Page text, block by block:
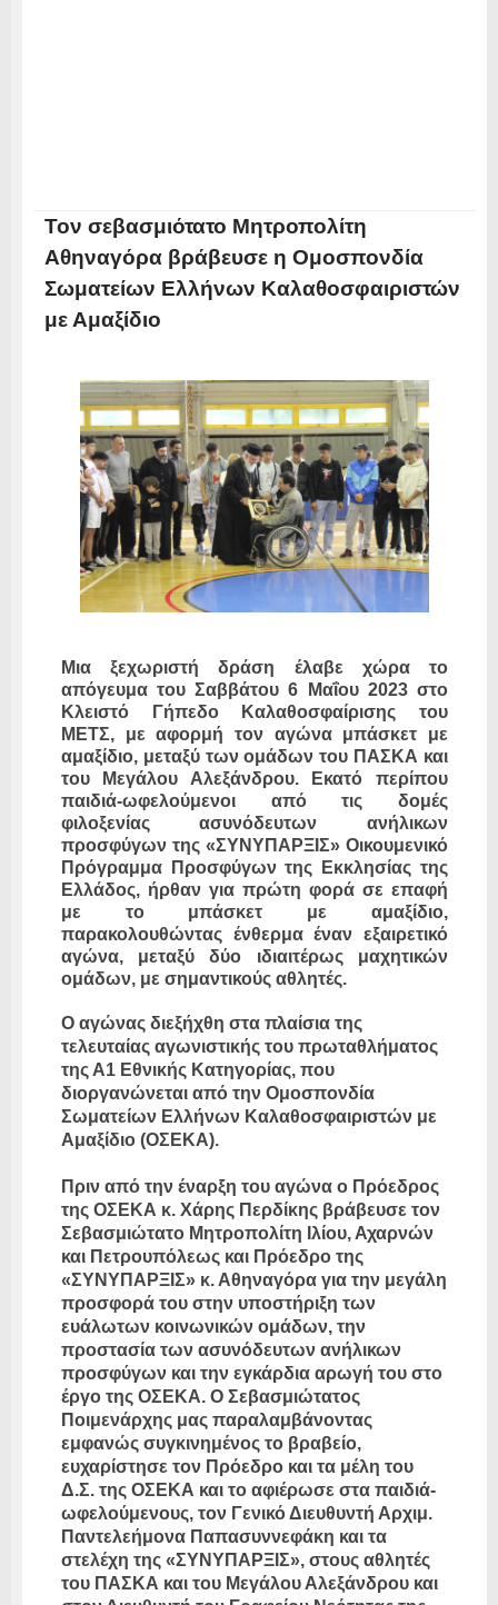
Τον σεβασμιότατο Μητροπολίτη
Αθηναγόρα βράβευσε η Ομοσπονδία
Σωματείων Ελλήνων Καλαθοσφαιριστών
με Αμαξίδιο
Μια ξεχωριστή δράση έλαβε χώρα το
απόγευμα του Σαββάτου 6 Μαΐου 2023 στο
Κλειστό Γήπεδο Καλαθοσφαίρισης του
ΜΕΤΣ, με αφορμή τον αγώνα μπάσκετ με
αμαξίδιο, μεταξύ των ομάδων του ΠΑΣΚΑ και
του Μεγάλου Αλεξάνδρου. Εκατό περίπου
παιδιά-ωφελούμενοι από τις δομές
φιλοξενίας ασυνόδευτων ανήλικων
προσφύγων της «ΣΥΝΥΠΑΡΞΙΣ» Οικουμενικό
Πρόγραμμα Προσφύγων της Εκκλησίας της
Ελλάδος, ήρθαν για πρώτη φορά σε επαφή
με το μπάσκετ με αμαξίδιο,
παρακολουθώντας ένθερμα έναν εξαιρετικό
αγώνα, μεταξύ δύο ιδιαιτέρως μαχητικών
ομάδων, με σημαντικούς αθλητές.
Ο αγώνας διεξήχθη στα πλαίσια της
τελευταίας αγωνιστικής του πρωταθλήματος
της Α1 Εθνικής Κατηγορίας, που
διοργανώνεται από την Ομοσπονδία
Σωματείων Ελλήνων Καλαθοσφαιριστών με
Αμαξίδιο (ΟΣΕΚΑ).
Πριν από την έναρξη του αγώνα ο Πρόεδρος
της ΟΣΕΚΑ κ. Χάρης Περδίκης βράβευσε τον
Σεβασμιώτατο Μητροπολίτη Ιλίου, Αχαρνών
και Πετρουπόλεως και Πρόεδρο της
«ΣΥΝΥΠΑΡΞΙΣ» κ. Αθηναγόρα για την μεγάλη
προσφορά του στην υποστήριξη των
ευάλωτων κοινωνικών ομάδων, την
προστασία των ασυνόδευτων ανήλικων
προσφύγων και την εγκάρδια αρωγή του στο
έργο της ΟΣΕΚΑ. Ο Σεβασμιώτατος
Ποιμενάρχης μας παραλαμβάνοντας
εμφανώς συγκινημένος το βραβείο,
ευχαρίστησε τον Πρόεδρο και τα μέλη του
Δ.Σ. της ΟΣΕΚΑ και το αφιέρωσε στα παιδιά-
ωφελούμενους, τον Γενικό Διευθυντή Αρχιμ.
Παντελεήμονα Παπασυννεφάκη και τα
στελέχη της «ΣΥΝΥΠΑΡΞΙΣ», στους αθλητές
του ΠΑΣΚΑ και του Μεγάλου Αλεξάνδρου και